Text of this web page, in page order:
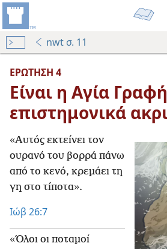
nwt σ. 11
ΕΡΩΤΗΣΗ 4
Είναι η Αγία Γραφή
επιστημονικά
«Αυτός εκτείνει τον
ουρανό του βορρά πάνω
από το κενό, κρεμάει τη
γη στο τίποτα».
Ιώβ 26:7
«Όλοι οι ποταμοί